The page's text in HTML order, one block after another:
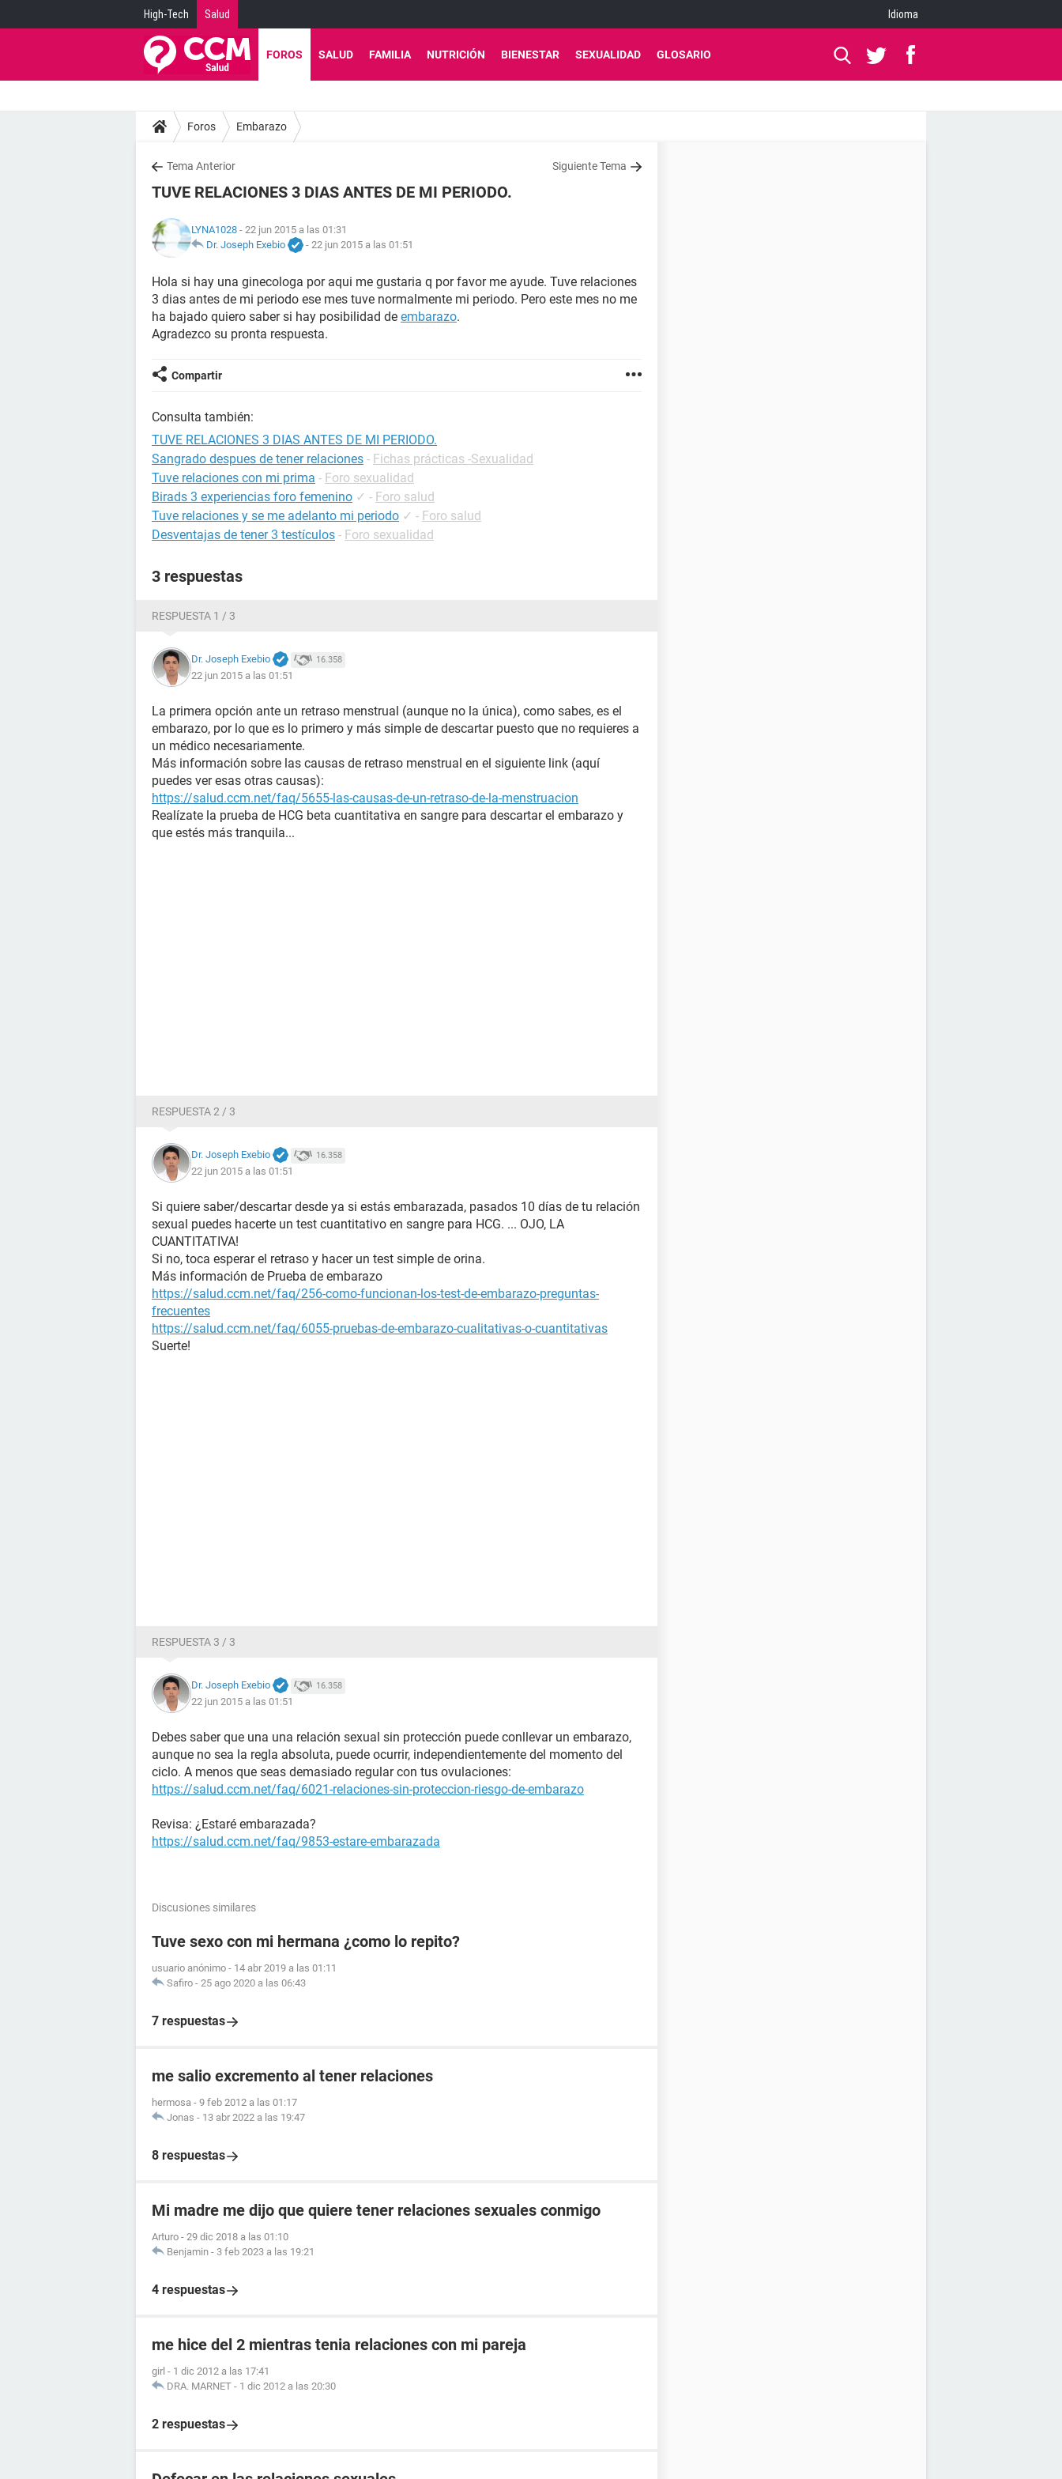
High-Tech Salud Idioma
FOROS SALUD FAMILIA NUTRICIÓN BIENESTAR SEXUALIDAD GLOSARIO
Foros Embarazo
Tema Anterior Siguiente Tema
TUVE RELACIONES 3 DIAS ANTES DE MI PERIODO.
LYNA1028 - 22 jun 2015 a las 01:31
Dr. Joseph Exebio
- 22 jun 2015 a las 01:51
Hola si hay una ginecologa por aqui me gustaria q por favor me ayude. Tuve relaciones
3 dias antes de mi periodo ese mes tuve normalmente mi periodo. Pero este mes no me
ha bajado quiero saber si hay posibilidad de embarazo.
Agradezco su pronta respuesta.
Compartir
Consulta también:
TUVE RELACIONES 3 DIAS ANTES DE MI PERIODO.
Sangrado despues de tener relaciones - Fichas prácticas -Sexualidad
Tuve relaciones con mi prima - Foro sexualidad
Birads 3 experiencias foro femenino ✓ - Foro salud
Tuve relaciones y se me adelanto mi periodo ✓ - Foro salud
Desventajas de tener 3 testículos - Foro sexualidad
3 respuestas
RESPUESTA 1 / 3
Dr. Joseph Exebio 16.358
22 jun 2015 a las 01:51
La primera opción ante un retraso menstrual (aunque no la única), como sabes, es el
embarazo, por lo que es lo primero y más simple de descartar puesto que no requieres a
un médico necesariamente.
Más información sobre las causas de retraso menstrual en el siguiente link (aquí
puedes ver esas otras causas):
https://salud.ccm.net/faq/5655-las-causas-de-un-retraso-de-la-menstruacion
Realízate la prueba de HCG beta cuantitativa en sangre para descartar el embarazo y
que estés más tranquila...
RESPUESTA 2 / 3
Dr. Joseph Exebio 16.358
22 jun 2015 a las 01:51
Si quiere saber/descartar desde ya si estás embarazada, pasados 10 días de tu relación
sexual puedes hacerte un test cuantitativo en sangre para HCG. ... OJO, LA
CUANTITATIVA!
Si no, toca esperar el retraso y hacer un test simple de orina.
Más información de Prueba de embarazo
https://salud.ccm.net/faq/256-como-funcionan-los-test-de-embarazo-preguntas-
frecuentes
https://salud.ccm.net/faq/6055-pruebas-de-embarazo-cualitativas-o-cuantitativas
Suerte!
RESPUESTA 3 / 3
Dr. Joseph Exebio 16.358
22 jun 2015 a las 01:51
Debes saber que una una relación sexual sin protección puede conllevar un embarazo,
aunque no sea la regla absoluta, puede ocurrir, independientemente del momento del
ciclo. A menos que seas demasiado regular con tus ovulaciones:
https://salud.ccm.net/faq/6021-relaciones-sin-proteccion-riesgo-de-embarazo
Revisa: ¿Estaré embarazada?
https://salud.ccm.net/faq/9853-estare-embarazada
Discusiones similares
Tuve sexo con mi hermana ¿como lo repito?
usuario anónimo - 14 abr 2019 a las 01:11
Safiro - 25 ago 2020 a las 06:43
7 respuestas
me salio excremento al tener relaciones
hermosa - 9 feb 2012 a las 01:17
Jonas - 13 abr 2022 a las 19:47
8 respuestas
Mi madre me dijo que quiere tener relaciones sexuales conmigo
Arturo - 29 dic 2018 a las 01:10
Benjamin - 3 feb 2023 a las 19:21
4 respuestas
me hice del 2 mientras tenia relaciones con mi pareja
girl - 1 dic 2012 a las 17:41
DRA. MARNET - 1 dic 2012 a las 20:30
2 respuestas